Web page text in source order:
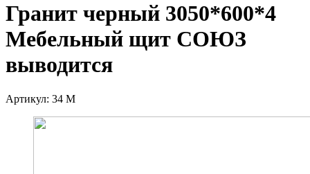
Гранит черный 3050*600*4
Мебельный щит СОЮЗ
выводится
Артикул: 34 М